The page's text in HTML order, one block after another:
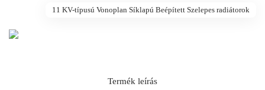
11 KV-típusú Vonoplan Síklapú Beépített Szelepes radiátorok
Termék leírás